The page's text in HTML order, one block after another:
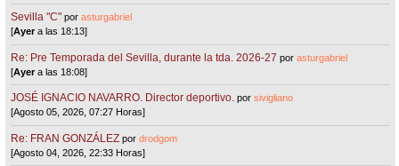
Sevilla "C"porasturgabriel
[Ayera las 18:13]
Re: Pre Temporada del Sevilla, durante la tda. 2026-27 porasturgabriel
[Ayera las 18:08]
JOSÉ IGNACIO NAVARRO. Director deportivo. porsivigliano
[Agosto 05, 2026, 07:27 Horas]
Re: FRAN GONZÁLEZ pordrodgom
[Agosto 04, 2026, 22:33 Horas]